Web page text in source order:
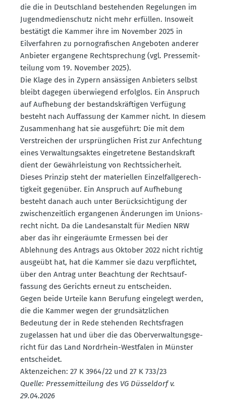
die die in Deutschland bestehenden Regelungen im
Jugend­me­di­en­schutz nicht mehr erfüllen. Insoweit
bestätigt die Kammer ihre im November 2025 in
Eilver­fahren zu porno­gra­fi­schen Angeboten anderer
Anbieter ergangene Recht­spre­chung (vgl. Presse­mit­
teilung vom 19. November 2025).
Die Klage des in Zypern ansäs­sigen Anbieters selbst
bleibt dagegen überwiegend erfolglos. Ein Anspruch
auf Aufhebung der bestands­kräf­tigen Verfügung
besteht nach Auffassung der Kammer nicht. In diesem
Zusam­menhang hat sie ausge­führt: Die mit dem
Verstreichen der ursprüng­lichen Frist zur Anfechtung
eines Verwal­tungs­aktes einge­tretene Bestands­kraft
dient der Gewähr­leistung von Rechts­si­cherheit.
Dieses Prinzip steht der materi­ellen Einzel­fall­ge­rech­
tigkeit gegenüber. Ein Anspruch auf Aufhebung
besteht danach auch unter Berück­sich­tigung der
zwischen­zeitlich ergan­genen Änderungen im Unions­
recht nicht. Da die Landes­an­stalt für Medien NRW
aber das ihr einge­räumte Ermessen bei der
Ablehnung des Antrags aus Oktober 2022 nicht richtig
ausgeübt hat, hat die Kammer sie dazu verpflichtet,
über den Antrag unter Beachtung der Rechts­auf­
fassung des Gerichts erneut zu entscheiden.
Gegen beide Urteile kann Berufung eingelegt werden,
die die Kammer wegen der grund­sätz­lichen
Bedeutung der in Rede stehenden Rechts­fragen
zugelassen hat und über die das Oberver­wal­tungs­ge­
richt für das Land Nordrhein-Westfalen in Münster
entscheidet.
Akten­zeichen: 27 K 3964/22 und 27 K 733/23
Quelle: Presse­mit­teilung des VG Düsseldorf v.
29.04.2026